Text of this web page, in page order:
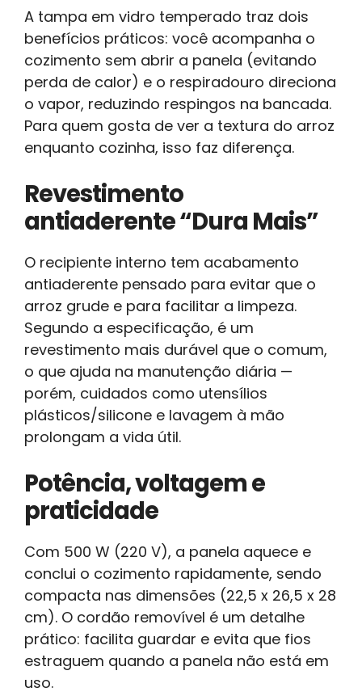
A tampa em vidro temperado traz dois
benefícios práticos: você acompanha o
cozimento sem abrir a panela (evitando
perda de calor) e o respiradouro direciona
o vapor, reduzindo respingos na bancada.
Para quem gosta de ver a textura do arroz
enquanto cozinha, isso faz diferença.
Revestimento
antiaderente “Dura Mais”
O recipiente interno tem acabamento
antiaderente pensado para evitar que o
arroz grude e para facilitar a limpeza.
Segundo a especificação, é um
revestimento mais durável que o comum,
o que ajuda na manutenção diária —
porém, cuidados como utensílios
plásticos/silicone e lavagem à mão
prolongam a vida útil.
Potência, voltagem e
praticidade
Com 500 W (220 V), a panela aquece e
conclui o cozimento rapidamente, sendo
compacta nas dimensões (22,5 x 26,5 x 28
cm). O cordão removível é um detalhe
prático: facilita guardar e evita que fios
estraguem quando a panela não está em
uso.